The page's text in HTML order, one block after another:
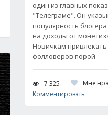
один из главных
"Телеграме". Он
популярность
на доходы от
Новичкам привлекать
фолловеров порой
7 325 Мне
Комментировать